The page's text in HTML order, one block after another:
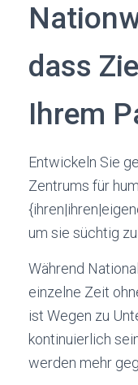
dass
Ihrem
Entwickeln Sie
Zentrums für
um sie süchtig
Während
einzelne Zeit
ist Wegen zu
kontinuierlich
werden mehr